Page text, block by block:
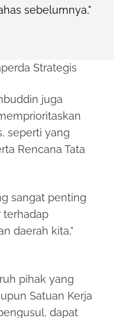
sebelumnya,"
Strategis
juga
seperti yang
Rencana Tata
sangat penting
terhadap
daerah kita,"
pihak yang
Satuan Kerja
dapat